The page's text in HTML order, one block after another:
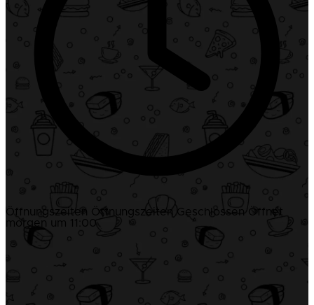
Öffnungszeiten Öffnungszeiten Geschlossen Öffnet
morgen um 11:00